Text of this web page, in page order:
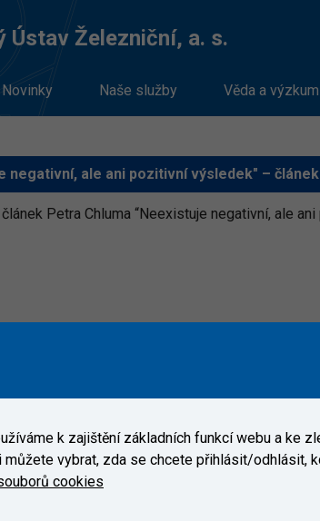
Ústav Železniční, a. s.
Novinky Naše služby Věda a výzkum
negativní, ale ani pozitivní výsledek" –
Petra Chluma “Neexistuje negativní, ale
k zajištění základních funkcí webu a ke
můžete vybrat, zda se chcete přihlásit/odhlásit,
cookies